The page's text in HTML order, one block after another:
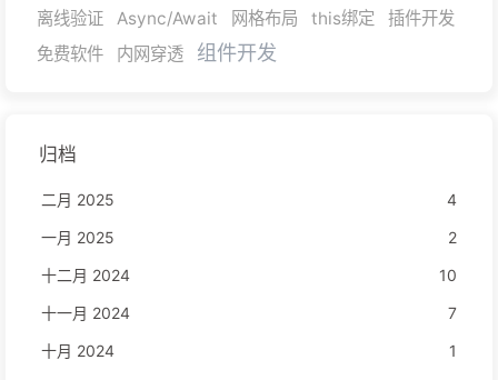
离线验证
Async/Await 网格布局 this绑定
插件开发
免费软件
内网穿透 组件开发
归档
二月 2025
4
一月 2025
2
十二月 2024
10
十一月 2024
7
十月 2024
1